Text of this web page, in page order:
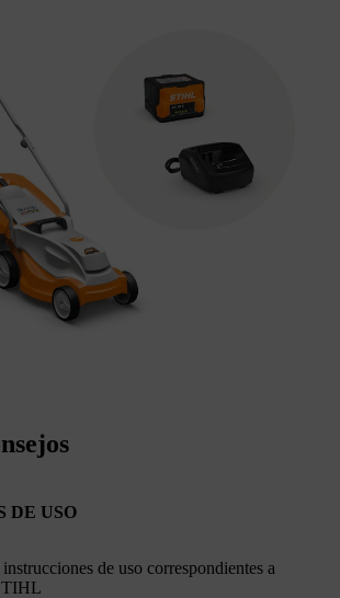
DE USO
de uso correspondientes a